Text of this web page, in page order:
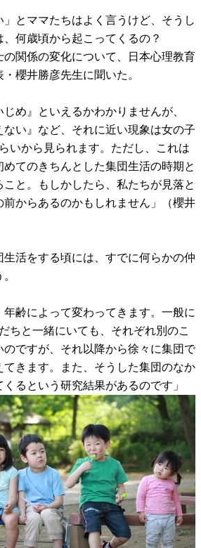
」とママたちはよく言うけど、そうし
何歳頃から起こってくるの？
関係の変化について、日本心理教育
櫻井勝彦先生に聞いた。
じめ』といえるかわかりませんが、
ない』など、それに近い現象は女の子
いから見られます。ただし、これは
てのきちんとした集団生活の時期と
と。もしかしたら、私たちが見落と
前からあるのかもしれません」（櫻井
活をする頃には、すでに何らかの仲
年齢によって変わってきます。一般に
ちと一緒にいても、それぞれ別のこ
のですが、それ以降から徐々に集団で
きます。また、そうした集団のなか
るという研究結果があるのです」